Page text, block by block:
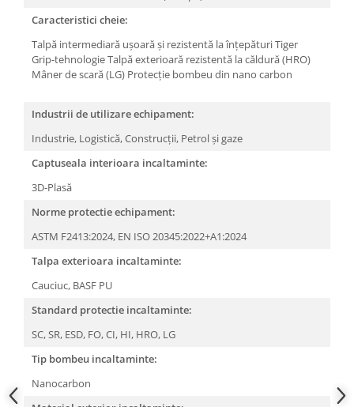
Tricouri
Camasi
Pantaloni
Hanorace
Jachete
Impermeabile
Incaltaminte
Incaltaminte de lucru si protectie
Incaltaminte de oras si munte
Echipamente medicale
Manusi de protectie
Accesorii pentru protectia capului
Casti de protectie
Antifoane
Ochelari de protectie si viziere
Caracteristici cheie:
Talpă intermediară ușoară și rezistentă la înțepăturiTiger
Grip-tehnologieTalpă exterioară rezistentă la căldură (HRO)
Mâner de scară (LG) Protecție bombeu din nano carbon
Industrii de utilizare echipament:
Industrie, Logistică,Construcții, Petrol și gaze
Captuseala interioara incaltaminte:
3D-Plasă
Norme protectie echipament:
ASTM F2413:2024, EN ISO 20345:2022+A1:2024
Talpa exterioara incaltaminte:
Cauciuc, BASF PU
Standard protectie incaltaminte:
SC,SR, ESD, FO,CI, HI, HRO, LG
Tip bombeu incaltaminte:
Nanocarbon